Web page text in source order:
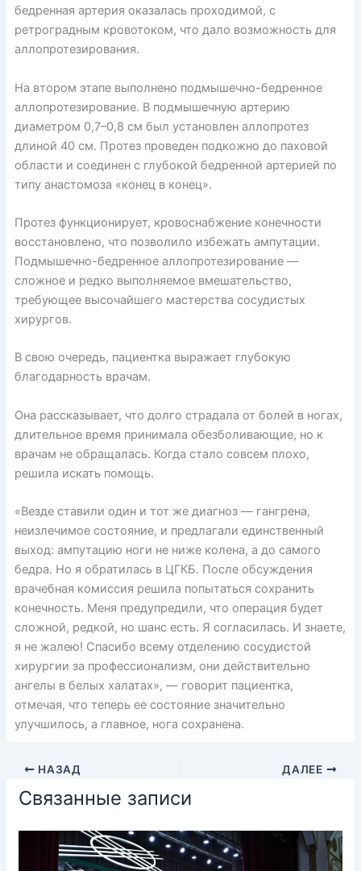
бедренная артерия оказалась проходимой, с
ретроградным кровотоком, что дало возможность для
аллопротезирования.
На втором этапе выполнено подмышечно-бедренное
аллопротезирование. В подмышечную артерию
диаметром 0,7–0,8 см был установлен аллопротез
длиной 40 см. Протез проведен подкожно до паховой
области и соединен с глубокой бедренной артерией по
типу анастомоза «конец в конец».
Протез функционирует, кровоснабжение конечности
восстановлено, что позволило избежать ампутации.
Подмышечно-бедренное аллопротезирование —
сложное и редко выполняемое вмешательство,
требующее высочайшего мастерства сосудистых
хирургов.
В свою очередь, пациентка выражает глубокую
благодарность врачам.
Она рассказывает, что долго страдала от болей в ногах,
длительное время принимала обезболивающие, но к
врачам не обращалась. Когда стало совсем плохо,
решила искать помощь.
«Везде ставили один и тот же диагноз — гангрена,
неизлечимое состояние, и предлагали единственный
выход: ампутацию ноги не ниже колена, а до самого
бедра. Но я обратилась в ЦГКБ. После обсуждения
врачебная комиссия решила попытаться сохранить
конечность. Меня предупредили, что операция будет
сложной, редкой, но шанс есть. Я согласилась. И знаете,
я не жалею! Спасибо всему отделению сосудистой
хирургии за профессионализм, они действительно
ангелы в белых халатах», — говорит пациентка,
отмечая, что теперь ее состояние значительно
улучшилось, а главное, нога сохранена.
НАЗАД ДАЛЕЕ
Связанные записи